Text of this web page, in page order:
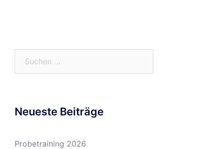
Neueste Beiträge
Probetraining 2026